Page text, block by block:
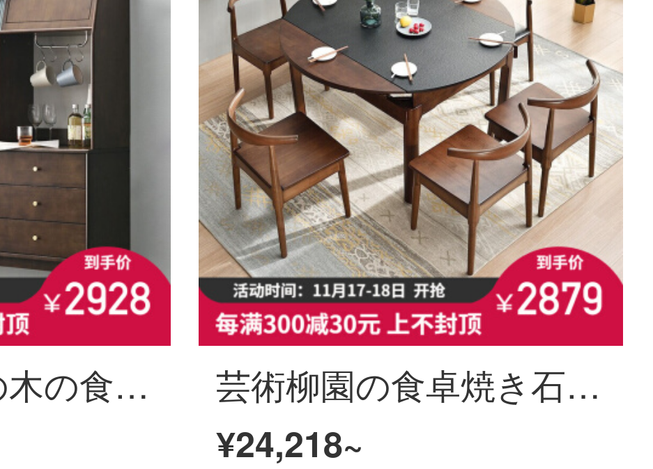
芸柳園の実際の木の食事のサイドキャビネットは近代的で簡単に食器棚を用意して一体壁の家庭用リビングルームの食器棚の銅の精進料理のサイドキャビネットの1.8メートルによります。 芸術柳園の食卓焼き石食のテーブルと椅子の組み合わせは現代簡単に折りたたまれた北欧の小さな部屋型のテーブルに電磁気ストーブのテーブル付きのテーブル焼き石【電磁気上海】テーブル四つの椅子があります。
¥24,218~